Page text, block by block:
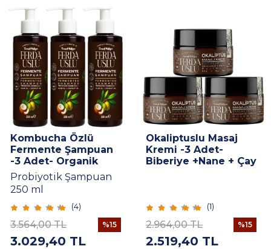
Kombucha Özlü
Fermente Şampuan
-3 Adet- Organik
Zeytinyağı +
Hindistan Cevizi Yağı
+ E Vitamini 250 ml
Probiyotik Şampuan
250 ml
3.564,00TL
3.029,40 TL
%15
(4)
Okaliptuslu Masaj
Kremi -3 Adet-
Biberiye +Nane + Çay
2.964,00TL
2.519,40 TL
%15
(1)